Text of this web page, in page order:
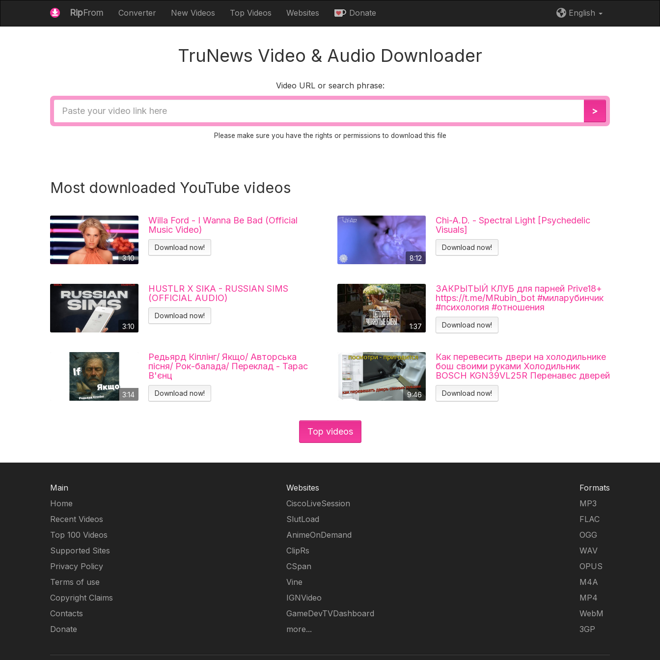
RipFrom Converter New Videos Top Videos Websites Donate English
TruNews Video & Audio Downloader
Video URL or search phrase:
Video
URL
>
Please make sure you have the rights or permissions to download this file
Most downloaded YouTube videos
3:10
Willa Ford - I Wanna Be Bad (Official
Music Video)
Download now!
8:12
Chi-A.D. - Spectral Light [Psychedelic
Visuals]
Download now!
3:10
HUSTLR X SIKA - RUSSIAN SIMS
(OFFICIAL AUDIO)
Download now!
1:37
ЗАКРЫТЫЙ КЛУБ для парней Prive18+
https://t.me/MRubin_bot #миларубинчик
#психология #отношения
Download now!
3:14
Редьярд Кіплінг/ Якщо/ Авторська
пісня/ Рок-балада/ Переклад - Тарас
В'єнц
Download now! 9:46
Как перевесить двери на холодильнике
бош своими руками Холодильник
BOSCH KGN39VL25R Перенавес дверей
Download now!
Top videos
Main
Home
Recent Videos
Top 100 Videos
Supported Sites
Privacy Policy
Terms of use
Copyright Claims
Contacts
Donate
Websites
CiscoLiveSession
SlutLoad
AnimeOnDemand
ClipRs
CSpan
Vine
IGNVideo
GameDevTVDashboard
more...
Formats
MP3
FLAC
OGG
WAV
OPUS
M4A
MP4
WebM
3GP